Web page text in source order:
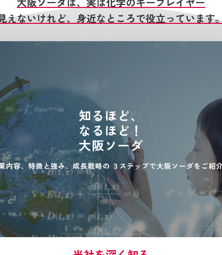
えないけれど、身近なところで役立っています
知るほど、
なるほど！
大阪ソーダ
内容、特徴と強み、成長戦略の３ステップで大阪ソーダをご紹